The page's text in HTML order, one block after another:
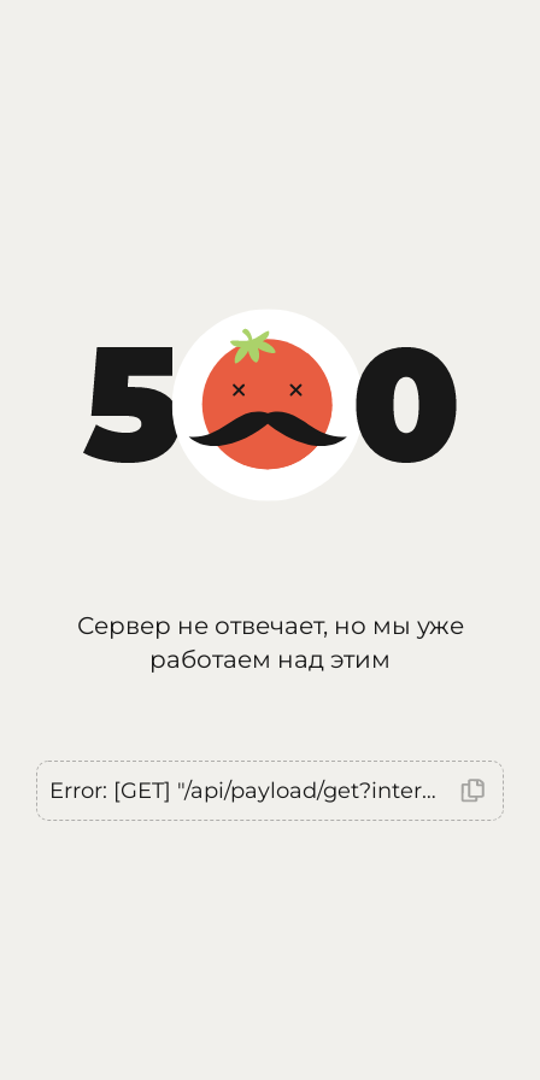
Сервер не отвечает, но мы уже
работаем над этим
Error: [GET] "/api/payload/get?internal=true&currentLocale=ru": <no response> Failed to fetch